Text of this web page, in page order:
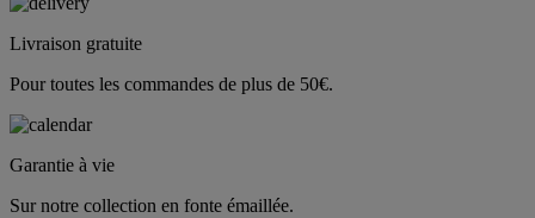
Livraison gratuite
Pour toutes les commandes de plus de 50€.
Garantie à vie
Sur notre collection en fonte émaillée.